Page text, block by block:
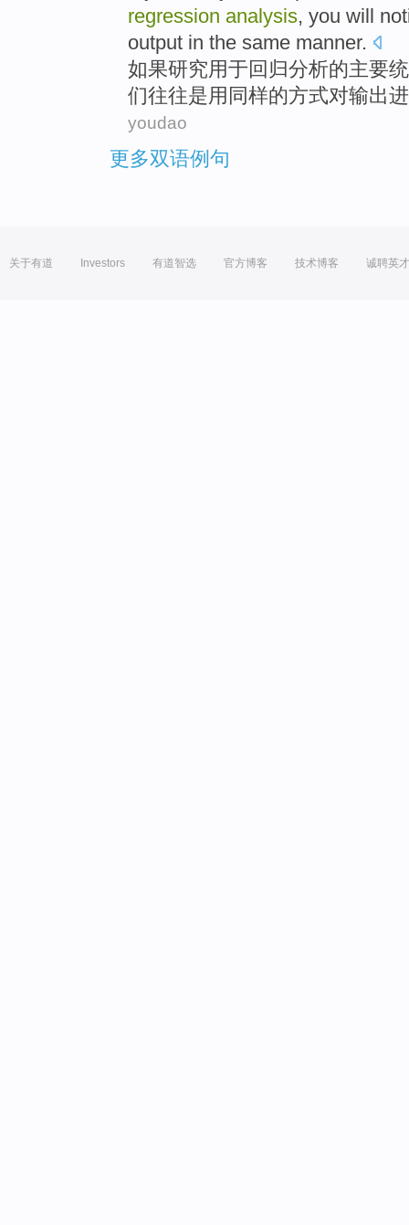
regression analysis, you will
output in the same manner.
如果研究用于回归分析的主要
们往往是用 同样的方式对输出
youdao
更多双语例句
关于有道 Investors 有道智选 官方博客 技术博客 诚聘英才